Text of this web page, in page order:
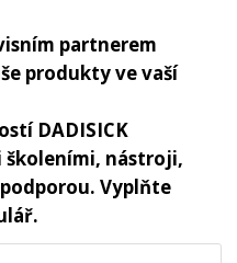
partnerem
produkty ve vaší
DADISICK
nástroji,
Vyplňte